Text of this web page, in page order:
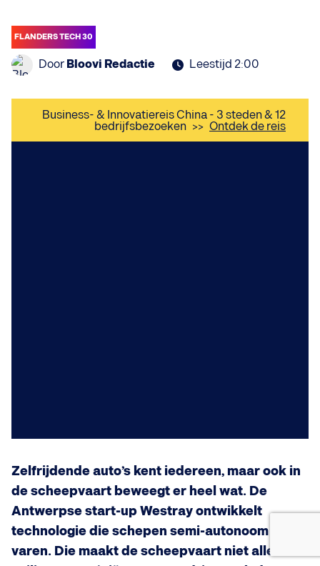
FLANDERS TECH 30
Door Bloovi Redactie Leestijd 2:00
Business- & Innovatiereis China - 3 steden & 12
bedrijfsbezoeken >> Ontdek de reis
Zelfrijdende auto’s kent iedereen, maar ook in
de scheepvaart beweegt er heel wat. De
Antwerpse start-up Westray ontwikkelt
technologie die schepen semi-autonoom laat
varen. Die maakt de scheepvaart niet alleen